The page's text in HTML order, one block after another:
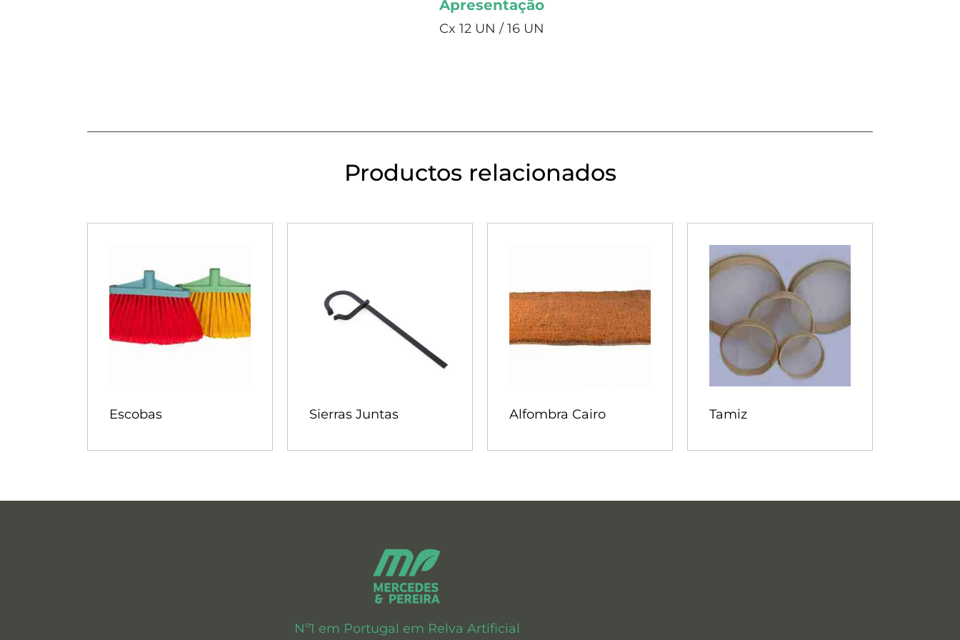
Apresentação
Cx 12 UN / 16 UN
Productos relacionados
Escobas Sierras Juntas Alfombra Cairo Tamiz
Nº1 em Portugal em Relva Artificial